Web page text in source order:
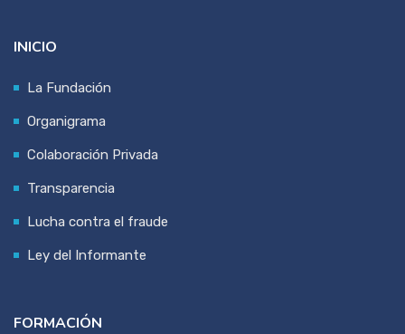
INICIO
La Fundación
Organigrama
Colaboración Privada
Transparencia
Lucha contra el fraude
Ley del Informante
FORMACIÓN